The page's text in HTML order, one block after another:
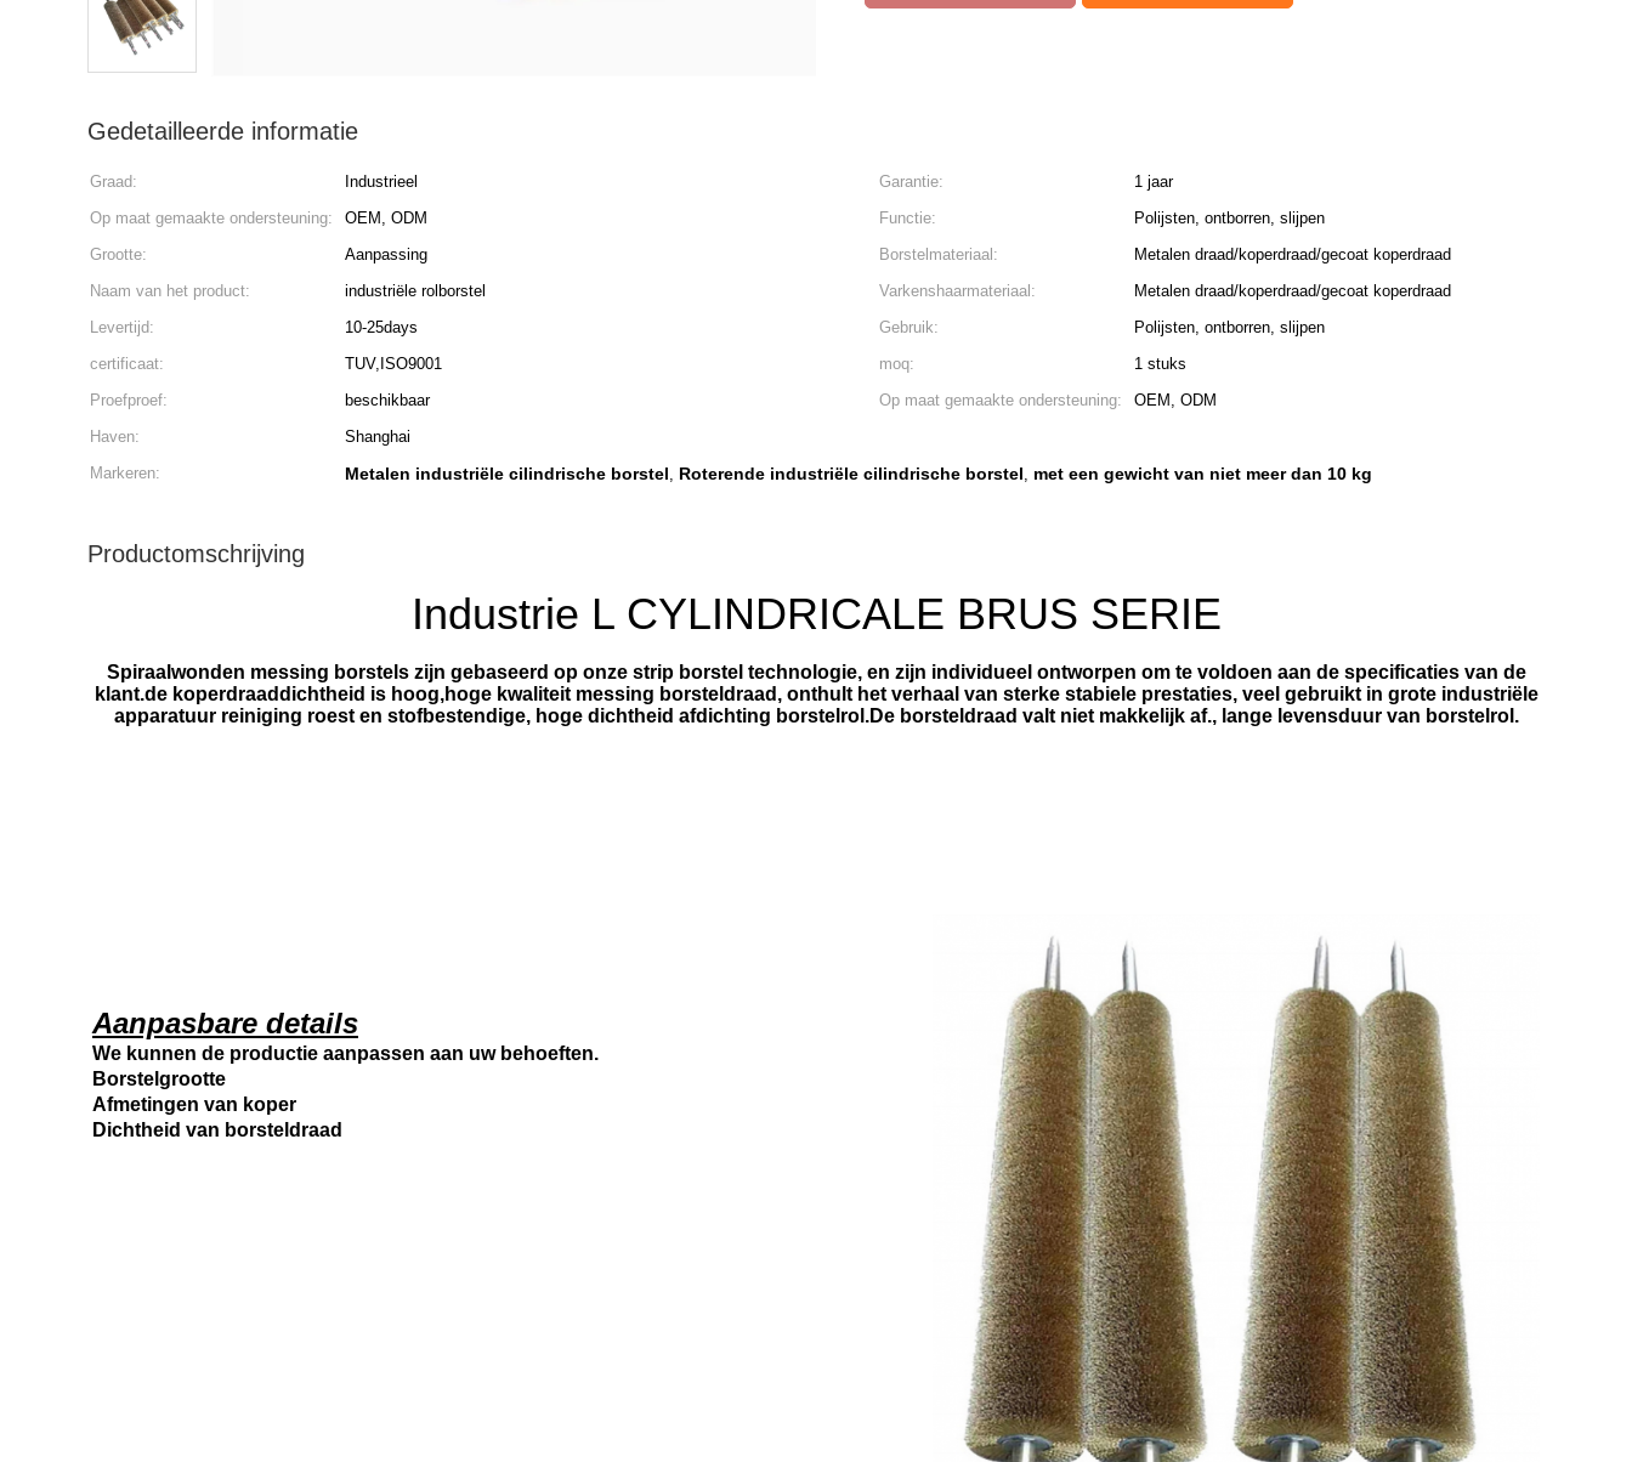
Gedetailleerde informatie
Graad: Industrieel Garantie:
1 jaar
Op maat gemaakte ondersteuning:
OEM, ODM Functie:
Polijsten, ontborren, slijpen
Grootte:
Aanpassing Borstelmateriaal:
Metalen draad/koperdraad/gecoat koperdraad
Naam van het product:
industriële rolborstel Varkenshaarmateriaal:
Metalen draad/koperdraad/gecoat koperdraad
Levertijd:
10-25days Gebruik:
Polijsten, ontborren, slijpen
certificaat:
TUV,ISO9001 moq:
1 stuks
Proefproef:
beschikbaar Op maat gemaakte ondersteuning:
OEM, ODM
Haven:
Shanghai
Markeren:
Metalen industriële cilindrische borstel, Roterende industriële cilindrische borstel, met een gewicht van niet meer dan 10 kg
Productomschrijving
Industrie L CYLINDRICALE BRUS SERIE
Spiraalwonden messing borstels zijn gebaseerd op onze strip borstel technologie, en zijn individueel ontworpen om te voldoen aan de specificaties van de
klant.de koperdraaddichtheid is hoog,hoge kwaliteit messing borsteldraad, onthult het verhaal van sterke stabiele prestaties, veel gebruikt in grote industriële
apparatuur reiniging roest en stofbestendige, hoge dichtheid afdichting borstelrol.De borsteldraad valt niet makkelijk af., lange levensduur van borstelrol.
Aanpasbare details
We kunnen de productie aanpassen aan uw behoeften.
Borstelgrootte
Afmetingen van koper
Dichtheid van borsteldraad